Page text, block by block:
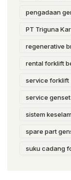
pengadaan
PT Triguna
regenerative
rental forklift
service forklift
service genset
sistem
spare part
suku cadang